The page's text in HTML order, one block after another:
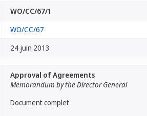
WO/CC/67/1
WO/CC/67
24 juin 2013
Approval of Agreements
Memorandum by the Director General
Document complet